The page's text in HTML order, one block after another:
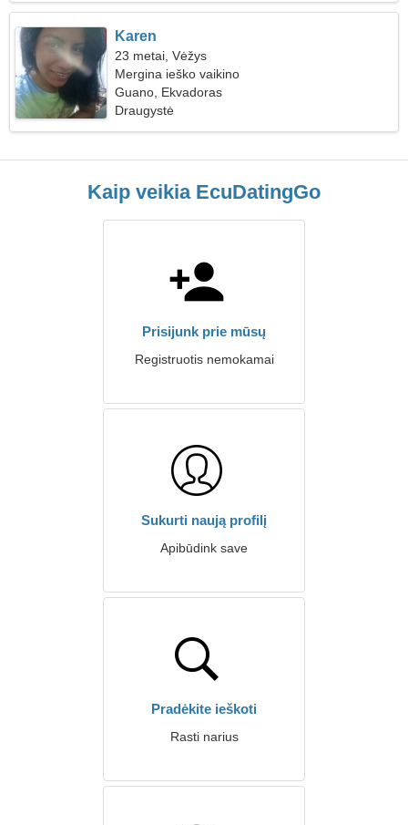
Karen
23 metai, Vėžys
Mergina ieško vaikino
Guano, Ekvadoras
Draugystė
Kaip veikia EcuDatingGo
Prisijunk prie mūsų
Registruotis nemokamai
Sukurti naują profilį
Apibūdink save
Pradėkite ieškoti
Rasti narius